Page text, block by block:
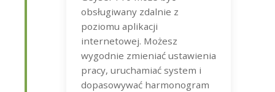
obsługiwany zdalnie z
poziomu aplikacji
internetowej. Możesz
wygodnie zmieniać ustawienia
pracy, uruchamiać system i
dopasowywać harmonogram